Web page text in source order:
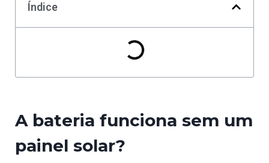
Índice
A bateria funciona sem um
painel solar?